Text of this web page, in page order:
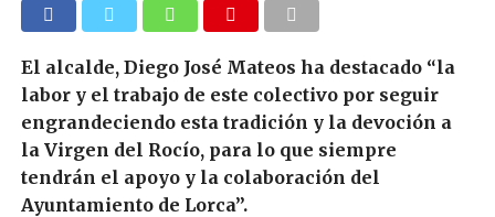
El alcalde, Diego José Mateos ha destacado “la
labor y el trabajo de este colectivo por seguir
engrandeciendo esta tradición y la devoción a
la Virgen del Rocío, para lo que siempre
tendrán el apoyo y la colaboración del
Ayuntamiento de Lorca”.